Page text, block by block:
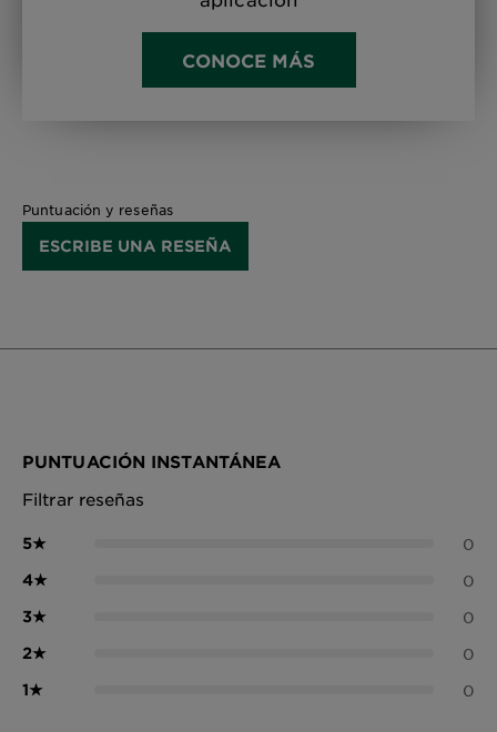
CONOCE MÁS
Puntuación y reseñas
ESCRIBE UNA RESEÑA
PUNTUACIÓN INSTANTÁNEA
Filtrar reseñas
5★ 0
4★ 0
3★ 0
2★ 0
1★ 0